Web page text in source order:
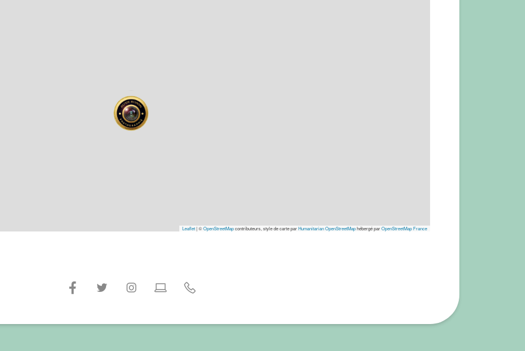
Leaflet|©OpenStreetMapcontributeurs, style de carte parHumanitarian OpenStreetMaphébergé parOpenStreetMap France